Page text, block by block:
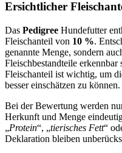
Ersichtlicher
Das Pedigree Hundefutter
Fleischanteil von 10 %.
genannte Menge, sondern
Fleischbestandteile
Fleischanteil ist wichtig, um
besser einschätzen zu können.
Bei der Bewertung werden
Herkunft und Menge
„Protein“, „tierisches Fett“
Deklaration bleiben